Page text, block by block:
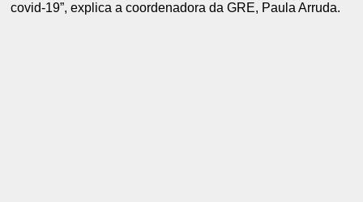
covid-19”, explica a coordenadora da GRE, Paula Arruda.